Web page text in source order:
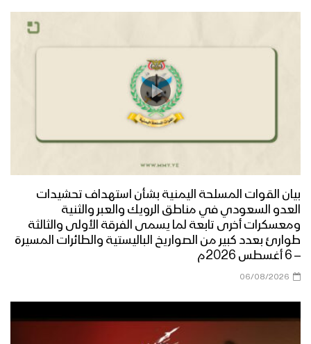
بيان القوات المسلحة اليمنية بشأن استهداف تحشيدات
العدو السعودي في مناطق الرويك والعبر والثنية
ومعسكرات أخرى تابعة لما يسمى الفرقة الأولى والثالثة
طوارئ بعدد كبير من الصواريخ الباليستية والطائرات المسيرة
– 6 أغسطس 2026م
06/08/2026